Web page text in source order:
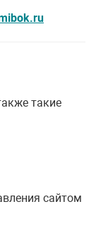
такие
сайтом